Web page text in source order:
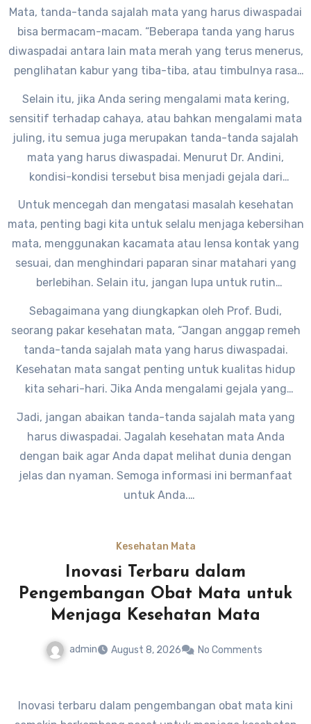
Mata, tanda-tanda sajalah mata yang harus diwaspadai
bisa bermacam-macam. “Beberapa tanda yang harus
diwaspadai antara lain mata merah yang terus menerus,
penglihatan kabur yang tiba-tiba, atau timbulnya rasa
Selain itu, jika Anda sering mengalami mata kering,
sensitif terhadap cahaya, atau bahkan mengalami mata
juling, itu semua juga merupakan tanda-tanda sajalah
mata yang harus diwaspadai. Menurut Dr. Andini,
kondisi-kondisi tersebut bisa menjadi gejala dari
Untuk mencegah dan mengatasi masalah kesehatan
mata, penting bagi kita untuk selalu menjaga kebersihan
mata, menggunakan kacamata atau lensa kontak yang
sesuai, dan menghindari paparan sinar matahari yang
berlebihan. Selain itu, jangan lupa untuk rutin
satu tahun sekali.
Sebagaimana yang diungkapkan oleh Prof. Budi,
seorang pakar kesehatan mata, “Jangan anggap remeh
tanda-tanda sajalah mata yang harus diwaspadai.
Kesehatan mata sangat penting untuk kualitas hidup
kita sehari-hari. Jika Anda mengalami gejala yang
mata untuk mendapatkan penanganan yang tepat.”
Jadi, jangan abaikan tanda-tanda sajalah mata yang
harus diwaspadai. Jagalah kesehatan mata Anda
dengan baik agar Anda dapat melihat dunia dengan
jelas dan nyaman. Semoga informasi ini bermanfaat
untuk Anda.
Kesehatan Mata
Inovasi Terbaru dalam
Pengembangan Obat Mata untuk
Menjaga Kesehatan Mata
admin August 8, 2026 No Comments
Inovasi terbaru dalam pengembangan obat mata kini